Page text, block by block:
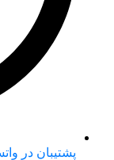
پشتیبان در